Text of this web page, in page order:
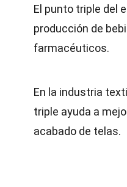
El punto triple del
producción de
farmacéuticos.
En la industria
triple ayuda a
acabado de telas.